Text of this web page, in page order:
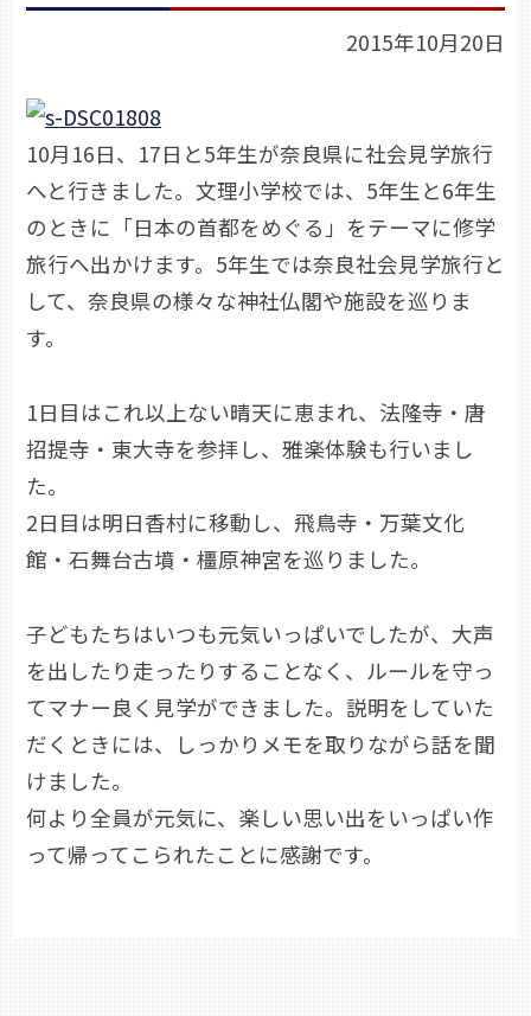
2015年10月20日
10月16日、17日と5年生が奈良県に社会見学旅行
へと行きました。文理小学校では、5年生と6年生
のときに「日本の首都をめぐる」をテーマに修学
旅行へ出かけます。5年生では奈良社会見学旅行と
して、奈良県の様々な神社仏閣や施設を巡りま
す。
1日目はこれ以上ない晴天に恵まれ、法隆寺・唐
招提寺・東大寺を参拝し、雅楽体験も行いまし
た。
2日目は明日香村に移動し、飛鳥寺・万葉文化
館・石舞台古墳・橿原神宮を巡りました。
子どもたちはいつも元気いっぱいでしたが、大声
を出したり走ったりすることなく、ルールを守っ
てマナー良く見学ができました。説明をしていた
だくときには、しっかりメモを取りながら話を聞
けました。
何より全員が元気に、楽しい思い出をいっぱい作
って帰ってこられたことに感謝です。